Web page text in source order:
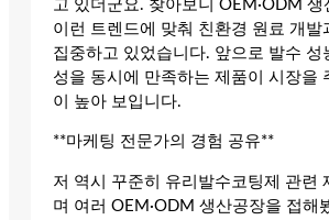
고 있더군요. 찾아보니 OEM·ODM 생
이런 트렌드에 맞춰 친환경 원료 개발
집중하고 있었습니다. 앞으로 발수 성
성을 동시에 만족하는 제품이 시장을
이 높아 보입니다.
**마케팅 전문가의 경험 공유**
저 역시 꾸준히 유리발수코팅제 관련
며 여러 OEM·ODM 생산공장을 접해